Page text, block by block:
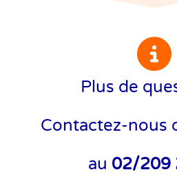
Plus de
Contactez-nous
au 02/209